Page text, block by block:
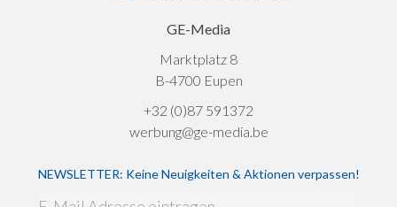
GE-Media
Marktplatz 8
B-4700 Eupen
+32 (0)87 591372
werbung@ge-media.be
NEWSLETTER: Keine Neuigkeiten & Aktionen verpassen!